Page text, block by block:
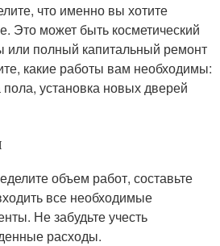
что именно вы хотите
Это может быть косметический
или полный капитальный ремонт
какие работы вам необходимы:
пола, установка новых дверей
объем работ, составьте
все необходимые
Не забудьте учесть
расходы.